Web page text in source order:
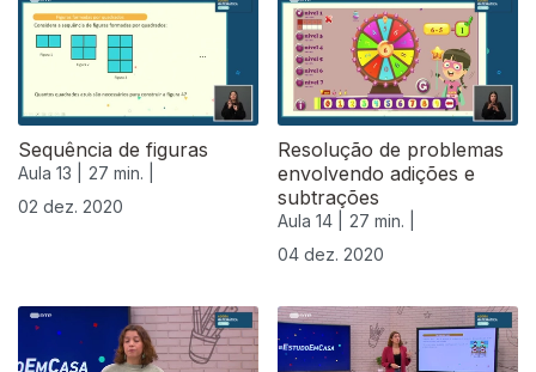
Sequência de figuras
Aula 13 |
27 min. |
02 dez. 2020
Resolução de problemas
envolvendo adições e
subtrações
Aula 14 |
27 min. |
04 dez. 2020